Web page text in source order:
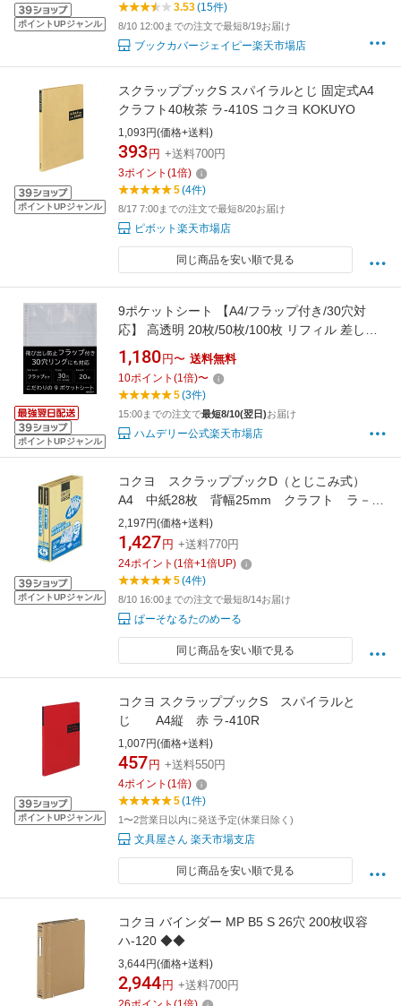
ポイントUPジャンル
3.53(15件)
8/10 12:00までの注文で最短8/19お届け
ブックカバージェイピー楽天市場店
ポイントUPジャンル
スクラップブックS スパイラルとじ 固定式A4
クラフト40枚茶 ラ-410S コクヨ KOKUYO
1,093円(価格+送料)
393 円 +送料700円
3ポイント (1倍)
5(4件)
8/17 7:00までの注文で最短8/20お届け
ピボット楽天市場店
同じ商品を安い順で見る
ポイントUPジャンル
9ポケットシート 【A4/フラップ付き/30穴対
応】 高透明 20枚/50枚/100枚 リフィル 差し替
え式 トレカ カードゲーム 韓流 アイドル カード
収納 保護 トレーディングカード ポケット ファ
イル リーフ シート 差し替え式 2穴 3穴 4穴 11
穴 9ポケット ハムデリー HMDERY
1,180 円〜 送料無料
10ポイント (1倍)〜
5(3件)
15:00までの注文で最短8/10(翌日)お届け
ハムデリー公式楽天市場店
ポイントUPジャンル
コクヨ スクラップブックD（とじこみ式）
A4 中紙28枚 背幅25mm クラフト ラ－
40NX4 1パック（4冊）
2,197円(価格+送料)
1,427 円 +送料770円
24ポイント (1倍+1倍UP)
5(4件)
8/10 16:00までの注文で最短8/14お届け
ぱーそなるたのめーる
同じ商品を安い順で見る
ポイントUPジャンル
コクヨ スクラップブックS スパイラルと
じ A4縦 赤 ラ-410R
1,007円(価格+送料)
457 円 +送料550円
4ポイント (1倍)
5(1件)
1〜2営業日以内に発送予定(休業日除く)
文具屋さん 楽天市場支店
同じ商品を安い順で見る
コクヨ バインダー MP B5 S 26穴 200枚収容
ハ-120 ◆◆
3,644円(価格+送料)
2,944 円 +送料700円